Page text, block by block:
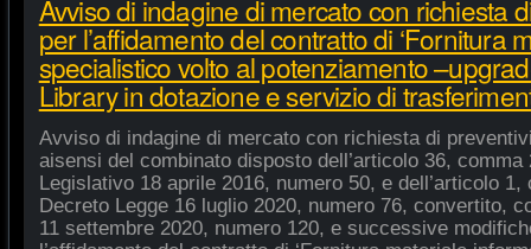
Avviso di indagine di mercato con richiesta
per l’affidamento del contratto di ‘Fornitura
specialistico volto al potenziamento
Library in dotazione e servizio di
Avviso di indagine di mercato con richiesta di
aisensi del combinato disposto dell’articolo 36,
Legislativo 18 aprile 2016, numero 50, e dell’articolo
Decreto Legge 16 luglio 2020, numero 76, convertito,
11 settembre 2020, numero 120, e successive